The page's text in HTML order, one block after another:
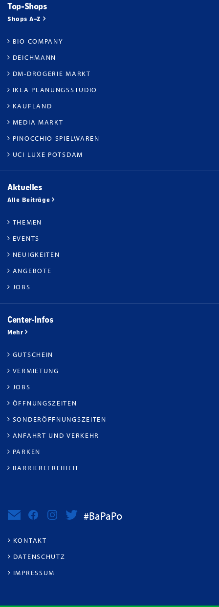
Top-Shops
Shops A–Z
BIO COMPANY
DEICHMANN
DM-DROGERIE MARKT
IKEA PLANUNGSSTUDIO
KAUFLAND
MEDIA MARKT
PINOCCHIO SPIELWAREN
UCI LUXE POTSDAM
Aktuelles
Alle Beiträge
THEMEN
EVENTS
NEUIGKEITEN
ANGEBOTE
JOBS
Center-Infos
Mehr
GUTSCHEIN
VERMIETUNG
JOBS
ÖFFNUNGSZEITEN
SONDERÖFFNUNGSZEITEN
ANFAHRT UND VERKEHR
PARKEN
BARRIEREFREIHEIT
#BaPaPo
KONTAKT
DATENSCHUTZ
IMPRESSUM